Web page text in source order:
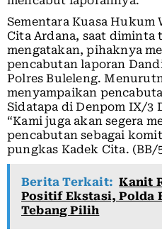
Sementara Kuasa Hukum
Cita Ardana, saat diminta
mengatakan, pihaknya
pencabutan laporan
Polres Buleleng.
menyampaikan
Sidatapa di Denpom IX/3
“Kami juga akan segera
pencabutan sebagai
pungkas Kadek Cita. (BB/
Berita Terkait: Kanit
Positif Ekstasi, Polda
Tebang Pilih